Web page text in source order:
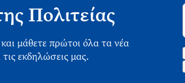
Πολιτείας
μάθετε πρώτοι όλα τα νέα
τις εκδηλώσεις μας.